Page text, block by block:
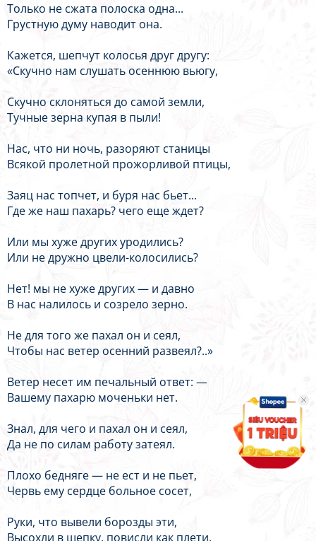
Только не сжата полоска одна...
Грустную думу наводит она.
Кажется, шепчут колосья друг другу:
«Скучно нам слушать осеннюю вьюгу,
Скучно склоняться до самой земли,
Тучные зерна купая в пыли!
Нас, что ни ночь, разоряют станицы
Всякой пролетной прожорливой птицы,
Заяц нас топчет, и буря нас бьет...
Где же наш пахарь? чего еще ждет?
Или мы хуже других уродились?
Или не дружно цвели-колосились?
Нет! мы не хуже других — и давно
В нас налилось и созрело зерно.
Не для того же пахал он и сеял,
Чтобы нас ветер осенний развеял?..»
Ветер несет им печальный ответ: —
Вашему пахарю моченьки нет.
Знал, для чего и пахал он и сеял,
Да не по силам работу затеял.
Плохо бедняге — не ест и не пьет,
Червь ему сердце больное сосет,
Руки, что вывели борозды эти,
Высохли в щепку, повисли как плети,